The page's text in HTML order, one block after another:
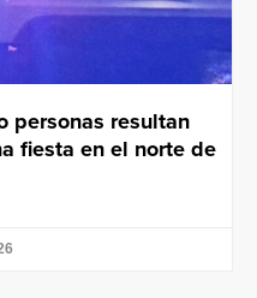
personas resultan
fiesta en el norte de